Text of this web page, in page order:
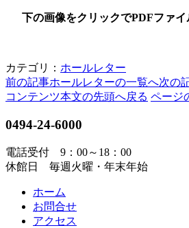
下の画像をクリックでPDFファイ
カテゴリ： ホールレター
前の記事ホールレターの一覧へ次の
コンテンツ本文の先頭へ戻る ページ
0494-24-6000
電話受付 9：00～18：00
休館日 毎週火曜・年末年始
ホーム
お問合せ
アクセス